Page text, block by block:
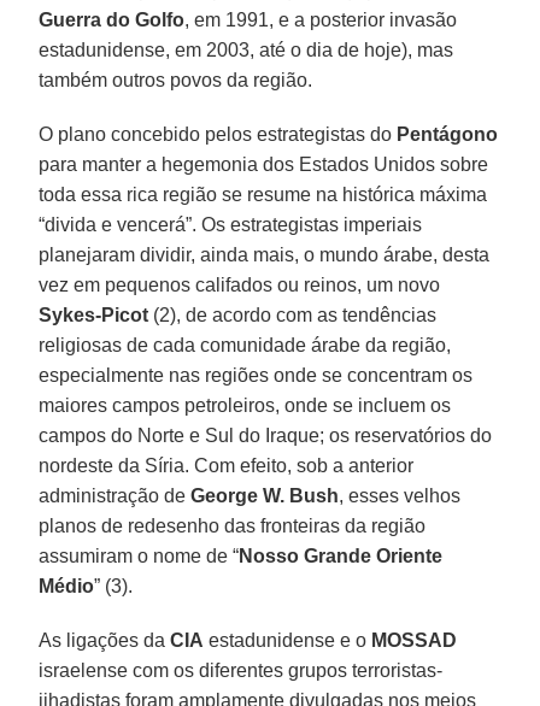
Guerra do Golfo, em 1991, e a posterior invasão
estadunidense, em 2003, até o dia de hoje), mas
também outros povos da região.
O plano concebido pelos estrategistas do Pentágono
para manter a hegemonia dos Estados Unidos sobre
toda essa rica região se resume na histórica máxima
“divida e vencerá”. Os estrategistas imperiais
planejaram dividir, ainda mais, o mundo árabe, desta
vez em pequenos califados ou reinos, um novo
Sykes-Picot (2), de acordo com as tendências
religiosas de cada comunidade árabe da região,
especialmente nas regiões onde se concentram os
maiores campos petroleiros, onde se incluem os
campos do Norte e Sul do Iraque; os reservatórios do
nordeste da Síria. Com efeito, sob a anterior
administração deGeorge W. Bush, esses velhos
planos de redesenho das fronteiras da região
assumiram o nome de “Nosso Grande Oriente
Médio” (3).
As ligações daCIA estadunidense e o MOSSAD
israelense com os diferentes grupos terroristas-
jihadistas foram amplamente divulgadas nos meios